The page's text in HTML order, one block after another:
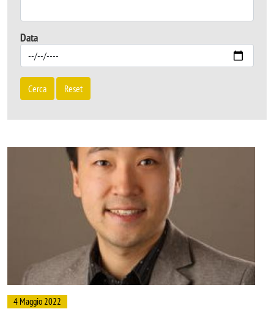
Data
Cerca Reset
4 Maggio 2022